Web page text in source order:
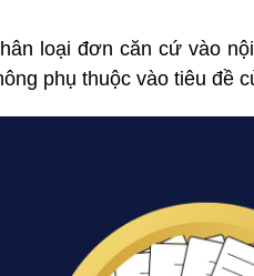
loại đơn căn cứ vào
phụ thuộc vào tiêu đề